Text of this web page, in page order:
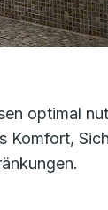
optimal
Komfort,